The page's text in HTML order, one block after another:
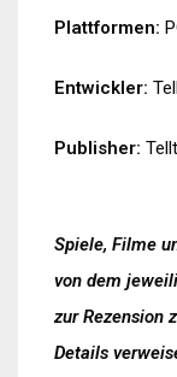
Plattformen:
Entwickler:
Publisher:
Spiele, Filme
von dem
zur Rezension
Details